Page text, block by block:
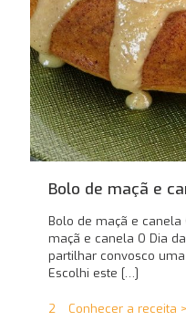
Bolo de maçã e
Bolo de maçã e
maçã e canela O Dia
partilhar convosco
Escolhi este […]
2 Conhecer a receita >